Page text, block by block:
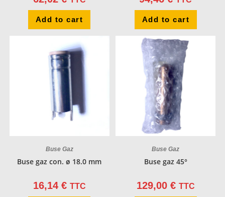
Add to cart Add to cart
Buse Gaz
Buse gaz con. ø 18.0 mm
16,14 € TTC
Buse Gaz
Buse gaz 45°
129,00 € TTC